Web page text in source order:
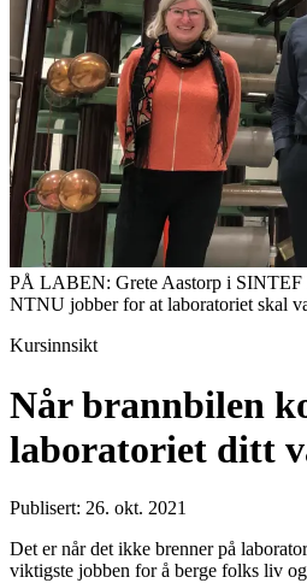
PÅ LABEN: Grete Aastorp i SINTEF
NTNU jobber for at laboratoriet skal
Kursinnsikt
Når brannbilen
laboratoriet ditt
Publisert: 26. okt. 2021
Det er når det ikke brenner på
viktigste jobben for å berge folks liv